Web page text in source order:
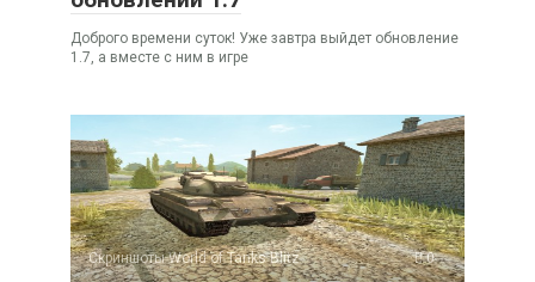
Доброго времени суток! Уже завтра выйдет обновление
1.7, а вместе с ним в игре
Скриншоты World of Tanks Blitz 0